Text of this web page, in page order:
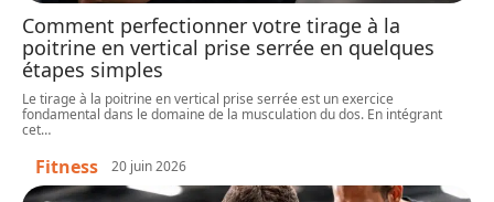
Comment perfectionner votre tirage à la
poitrine en vertical prise serrée en quelques
étapes simples
Le tirage à la poitrine en vertical prise serrée est un exercice
fondamental dans le domaine de la musculation du dos. En intégrant
cet…
Fitness 20 juin 2026